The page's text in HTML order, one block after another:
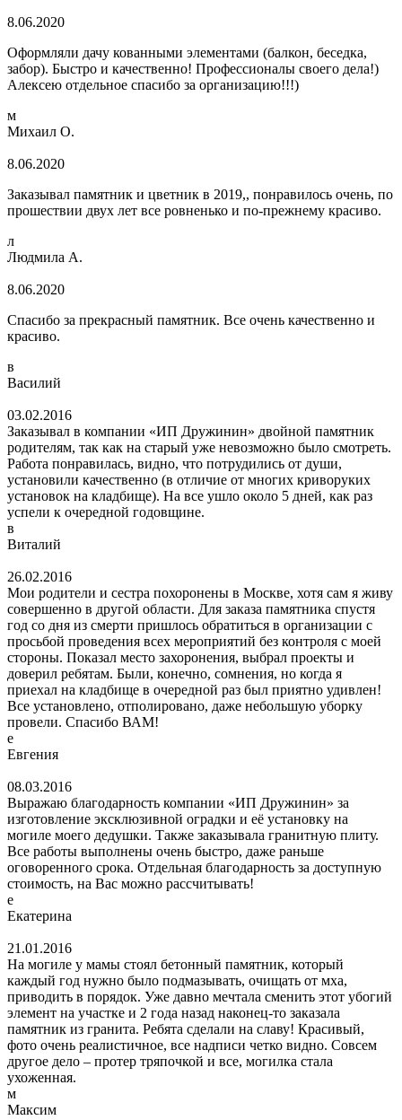
8.06.2020
Оформляли дачу кованными элементами (балкон, беседка,
забор). Быстро и качественно! Профессионалы своего дела!)
Алексею отдельное спасибо за организацию!!!)
м
Михаил О.
8.06.2020
Заказывал памятник и цветник в 2019,, понравилось очень, по
прошествии двух лет все ровненько и по-прежнему красиво.
л
Людмила А.
8.06.2020
Спасибо за прекрасный памятник. Все очень качественно и
красиво.
в
Василий
03.02.2016
Заказывал в компании «ИП Дружинин» двойной памятник
родителям, так как на старый уже невозможно было смотреть.
Работа понравилась, видно, что потрудились от души,
установили качественно (в отличие от многих криворуких
установок на кладбище). На все ушло около 5 дней, как раз
успели к очередной годовщине.
в
Виталий
26.02.2016
Мои родители и сестра похоронены в Москве, хотя сам я живу
совершенно в другой области. Для заказа памятника спустя
год со дня из смерти пришлось обратиться в организации с
просьбой проведения всех мероприятий без контроля с моей
стороны. Показал место захоронения, выбрал проекты и
доверил ребятам. Были, конечно, сомнения, но когда я
приехал на кладбище в очередной раз был приятно удивлен!
Все установлено, отполировано, даже небольшую уборку
провели. Спасибо ВАМ!
е
Евгения
08.03.2016
Выражаю благодарность компании «ИП Дружинин» за
изготовление эксклюзивной оградки и её установку на
могиле моего дедушки. Также заказывала гранитную плиту.
Все работы выполнены очень быстро, даже раньше
оговоренного срока. Отдельная благодарность за доступную
стоимость, на Вас можно рассчитывать!
е
Екатерина
21.01.2016
На могиле у мамы стоял бетонный памятник, который
каждый год нужно было подмазывать, очищать от мха,
приводить в порядок. Уже давно мечтала сменить этот убогий
элемент на участке и 2 года назад наконец-то заказала
памятник из гранита. Ребята сделали на славу! Красивый,
фото очень реалистичное, все надписи четко видно. Совсем
другое дело – протер тряпочкой и все, могилка стала
ухоженная.
м
Максим